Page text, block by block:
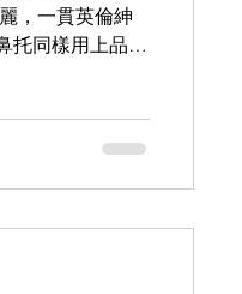
，一貫英倫紳
托同樣用上品牌